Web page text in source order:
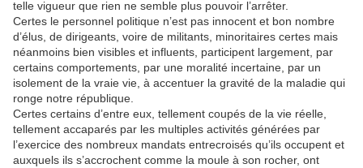
telle vigueur que rien ne semble plus pouvoir l’arrêter.
Certes le personnel politique n’est pas innocent et bon nombre
d’élus, de dirigeants, voire de militants, minoritaires certes mais
néanmoins bien visibles et influents, participent largement, par
certains comportements, par une moralité incertaine, par un
isolement de la vraie vie, à accentuer la gravité de la maladie qui
ronge notre république.
Certes certains d’entre eux, tellement coupés de la vie réelle,
tellement accaparés par les multiples activités générées par
l’exercice des nombreux mandats entrecroisés qu’ils occupent et
auxquels ils s’accrochent comme la moule à son rocher, ont